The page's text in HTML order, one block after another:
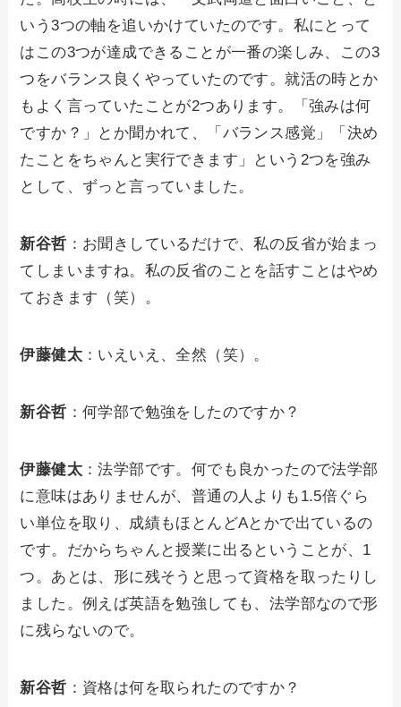
いう3つの軸を追いかけていたのです。私にとって
はこの3つが達成できることが一番の楽しみ、この3
つをバランス良くやっていたのです。就活の時とか
もよく言っていたことが2つあります。「強みは何
ですか？」とか聞かれて、「バランス感覚」「決め
たことをちゃんと実行できます」という2つを強み
として、ずっと言っていました。
新谷哲 ：お聞きしているだけで、私の反省が始まっ
てしまいますね。私の反省のことを話すことはやめ
ておきます（笑）。
伊藤健太 ：いえいえ、全然（笑）。
新谷哲 ：何学部で勉強をしたのですか？
伊藤健太 ：法学部です。何でも良かったので法学部
に意味はありませんが、普通の人よりも1.5倍ぐら
い単位を取り、成績もほとんどAとかで出ているの
です。だからちゃんと授業に出るということが、1
つ。あとは、形に残そうと思って資格を取ったりし
ました。例えば英語を勉強しても、法学部なので形
に残らないので。
新谷哲 ：資格は何を取られたのですか？